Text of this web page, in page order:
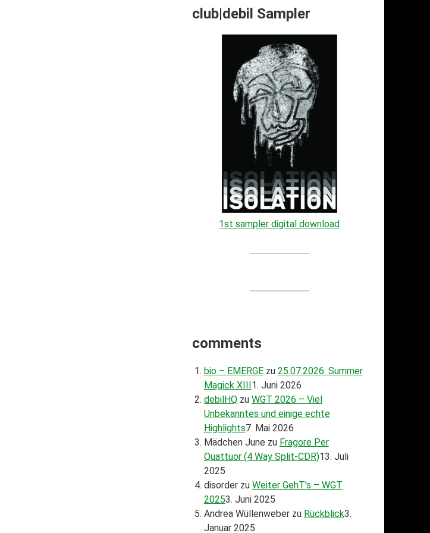
club|debil Sampler
1st sampler digital download
comments
bio – EMERGEzu 25.07.2026: Summer
Magick XIII1. Juni 2026
debilHQzu WGT 2026 – Viel
Unbekanntes und einige echte
Highlights7. Mai 2026
Mädchen June zu Fragore Per
Quattuor (4 Way Split-CDR)13. Juli
2025
disorderzu Weiter GehT’s – WGT
20253. Juni 2025
Andrea Wüllenweberzu Rückblick3.
Januar 2025